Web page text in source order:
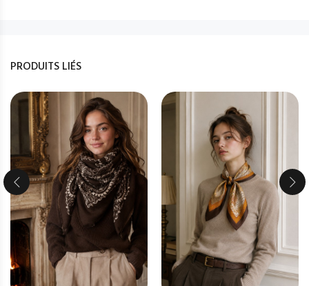
PRODUITS LIÉS